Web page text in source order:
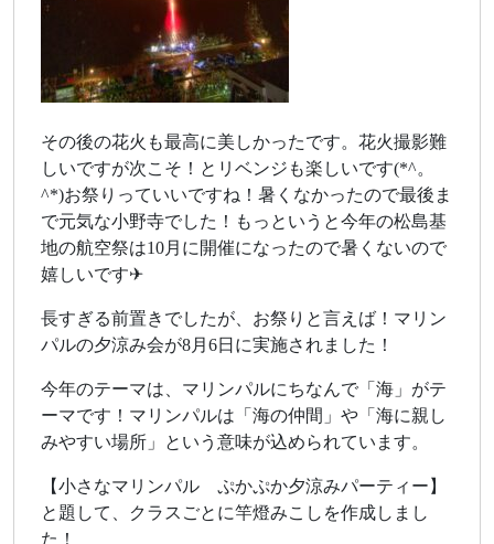
その後の花火も最高に美しかったです。花火撮影難
しいですが次こそ！とリベンジも楽しいです(*^。
^*)お祭りっていいですね！暑くなかったので最後ま
で元気な小野寺でした！もっというと今年の松島基
地の航空祭は10月に開催になったので暑くないので
嬉しいです✈
長すぎる前置きでしたが、お祭りと言えば！マリン
パルの夕涼み会が8月6日に実施されました！
今年のテーマは、マリンパルにちなんで「海」がテ
ーマです！マリンパルは「海の仲間」や「海に親し
みやすい場所」という意味が込められています。
【小さなマリンパル ぷかぷか夕涼みパーティー】
と題して、クラスごとに竿燈みこしを作成しまし
た！